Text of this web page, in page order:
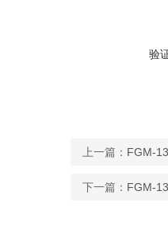
验
上一篇： FGM-
下一篇： FGM-